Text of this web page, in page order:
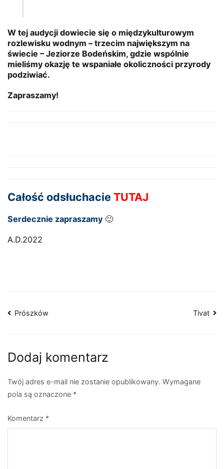
W tej audycji dowiecie się o międzykulturowym
rozlewisku wodnym – trzecim największym na
świecie – Jeziorze Bodeńskim, gdzie wspólnie
mieliśmy okazję te wspaniałe okoliczności przyrody
podziwiać.
Zapraszamy!
Całość odsłuchacie TUTAJ
Serdecznie zapraszamy 🙂
A.D.2022
Nawigacja
Prószków Tivat
Dodaj komentarz
Twój adres e-mail nie zostanie opublikowany. Wymagane
pola są oznaczone *
Komentarz *